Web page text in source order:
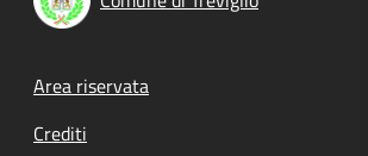
Footer menu
Area riservata
Crediti